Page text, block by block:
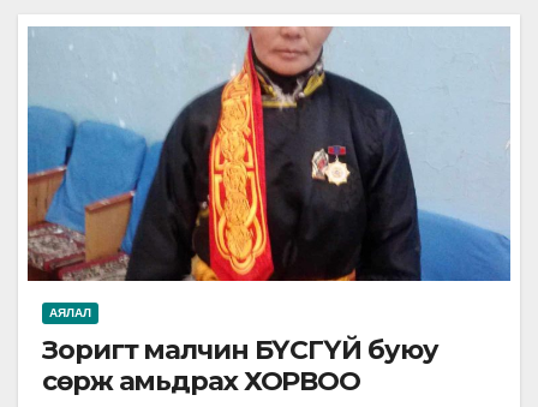
АЯЛАЛ
Зоригт малчин БҮСГҮЙ буюу
сөрж амьдрах ХОРВОО